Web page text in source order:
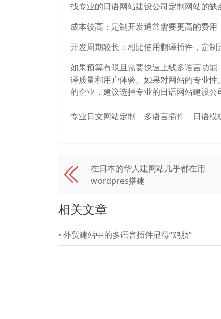
找专业的日语网站建设公司定制网站的缺
成本较高：定制开发通常需要更高的费用
开发周期较长：相比使用翻译插件，定制
如果预算有限且需要快速上线多语言功
译质量和用户体验。如果对网站的专业
的企业，建议选择专业的日语网站建设公
专业日文网站定制 多语言插件 日语模
在日本的华人建网站几乎都在用
wordpres搭建
相关文章
• 外贸建站中的多语言插件显得“鸡肋”